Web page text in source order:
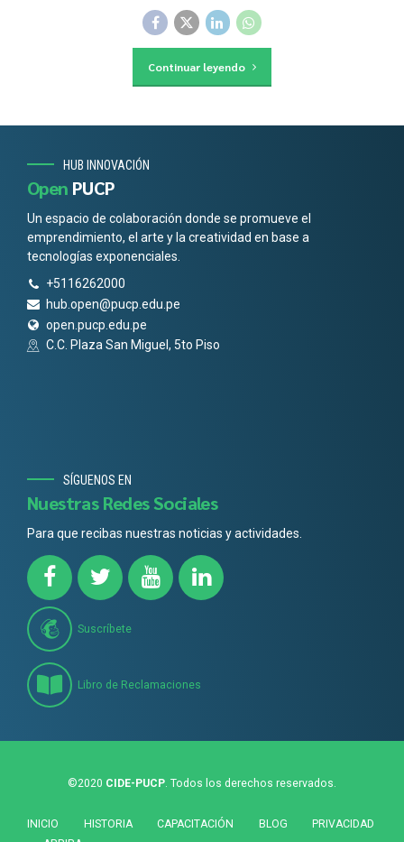
Continuar leyendo
HUB INNOVACIÓN
Open PUCP
Un espacio de colaboración donde se promueve el
emprendimiento, el arte y la creatividad en base a
tecnologías exponenciales.
+5116262000
hub.open@pucp.edu.pe
open.pucp.edu.pe
C.C. Plaza San Miguel, 5to Piso
SÍGUENOS EN
Nuestras Redes Sociales
Para que recibas nuestras noticias y actividades.
Suscríbete
Libro de Reclamaciones
©2020 CIDE-PUCP. Todos los derechos reservados.
INICIO HISTORIA CAPACITACIÓN BLOG
PRIVACIDAD